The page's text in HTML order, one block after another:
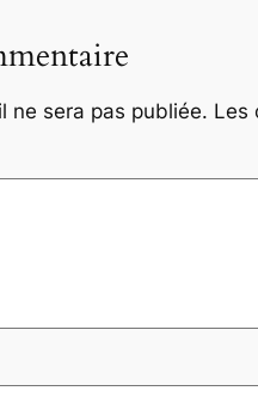
ne sera pas publiée. Les